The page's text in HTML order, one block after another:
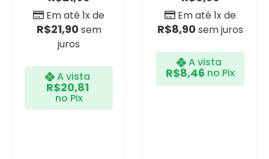
Em até 1x de
R$21,90 sem
juros
A vista
R$20,81
no Pix
Em até 1x de
R$8,90 sem juros
A vista
R$8,46 no Pix